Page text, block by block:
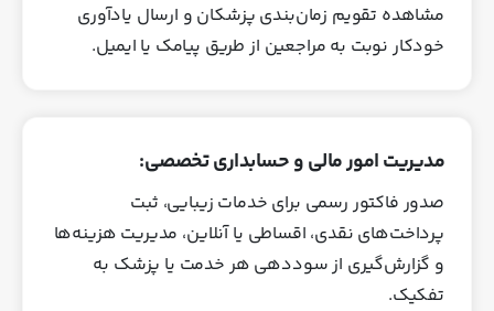
مشاهده تقویم زمان‌بندی پزشکان و ارسال یادآوری
خودکار نوبت به مراجعین از طریق پیامک یا ایمیل.
مدیریت امور مالی و حسابداری تخصصی:
صدور فاکتور رسمی برای خدمات زیبایی، ثبت
پرداخت‌های نقدی، اقساطی یا آنلاین، مدیریت هزینه‌ها
و گزارش‌گیری از سوددهی هر خدمت یا پزشک به
تفکیک.